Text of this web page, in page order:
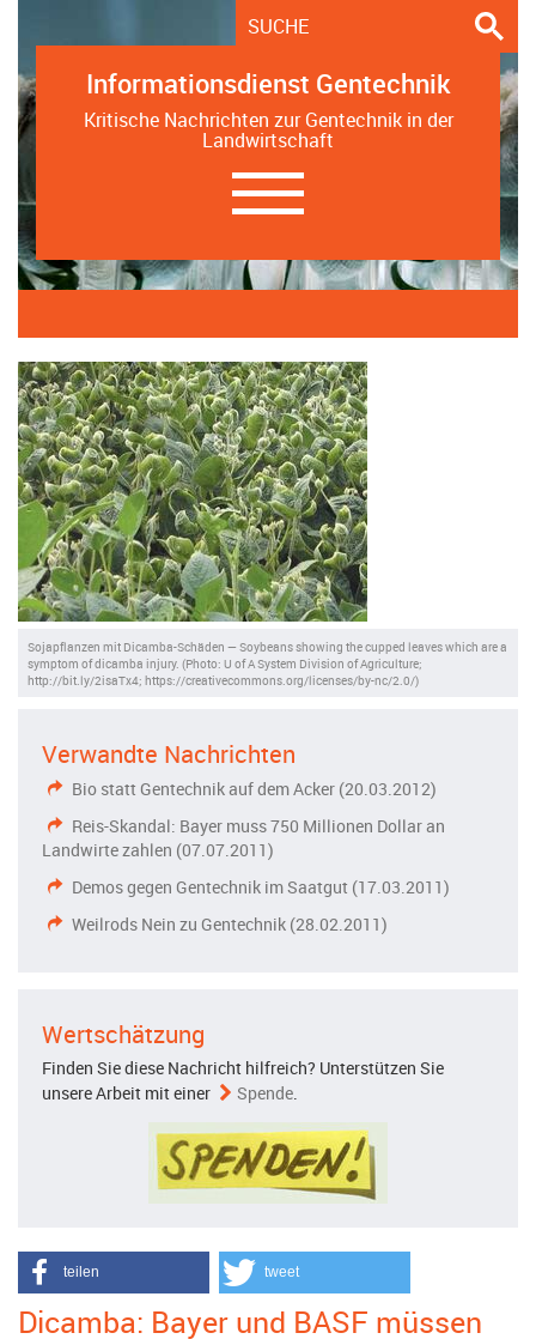
Informationsdienst Gentechnik
Kritische Nachrichten zur Gentechnik in der
Landwirtschaft
Navigation
ein-/ausblenden
Sojapflanzen mit Dicamba-Schäden — Soybeans showing the cupped leaves which are a
symptom of dicamba injury. (Photo: U of A System Division of Agriculture;
http://bit.ly/2isaTx4; https://creativecommons.org/licenses/by-nc/2.0/)
Verwandte Nachrichten
Bio statt Gentechnik auf dem Acker (20.03.2012)
Reis-Skandal: Bayer muss 750 Millionen Dollar an
Landwirte zahlen (07.07.2011)
Demos gegen Gentechnik im Saatgut (17.03.2011)
Weilrods Nein zu Gentechnik (28.02.2011)
Wertschätzung
Finden Sie diese Nachricht hilfreich? Unterstützen Sie
unsere Arbeit mit einer
Spende.
teilen tweet
Dicamba: Bayer und BASF müssen